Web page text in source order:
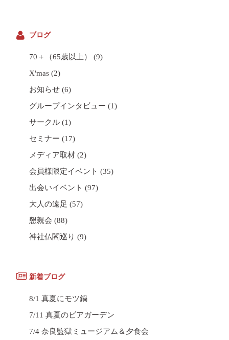
ブログ
70＋（65歳以上）
(9)
X'mas(2)
お知らせ(6)
グループインタビュー (1)
サークル(1)
セミナー (17)
メディア取材(2)
会員様限定イベント (35)
出会いイベント (97)
大人の遠足 (57)
懇親会 (88)
神社仏閣巡り (9)
新着ブログ
8/1 真夏にモツ鍋
7/11 真夏のビアガーデン
7/4 奈良監獄ミュージアム＆夕食会